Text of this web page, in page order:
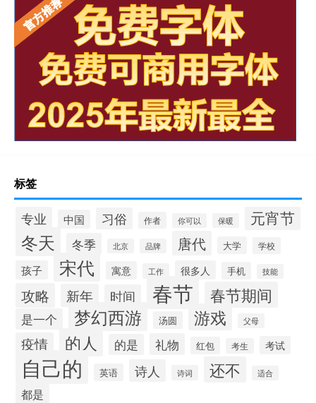
标签
专业 中国 习俗 作者 你可以 保暖 元宵节
冬天 冬季 北京 品牌 唐代 大学 学校
孩子 宋代 寓意 工作 很多人 手机 技能
攻略 新年 时间 春节 春节期间
是一个 梦幻西游 汤圆 游戏 父母
疫情 的人 的是 礼物 红包 考生 考试
自己的 英语 诗人 诗词 还不 适合
都是